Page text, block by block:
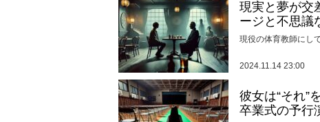
現実と夢が交
ージと不思議
現役の体育教師にし
2024.11.14 23:00
彼女は“それ”
卒業式の予行